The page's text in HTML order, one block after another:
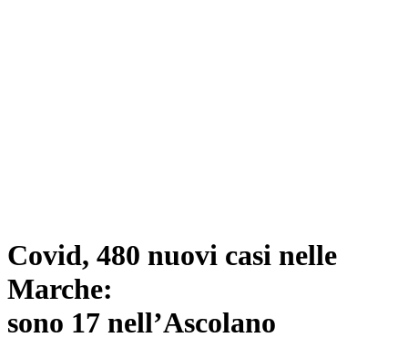
Covid, 480 nuovi casi nelle
Marche:
sono 17 nell’Ascolano